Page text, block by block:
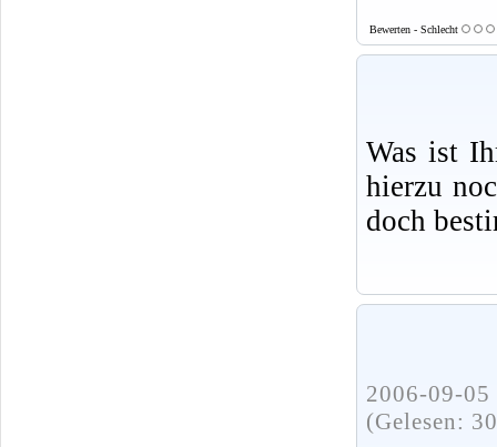
Bewerten - Schlecht
Was ist
hierzu
doch
2006-09-
(Gelesen: